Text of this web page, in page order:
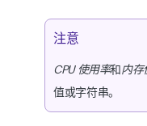
如果
注意
CPU 使用率和内存
值或字符串。